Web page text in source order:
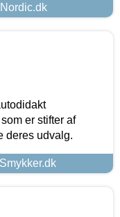
er stifter af
deres udvalg.